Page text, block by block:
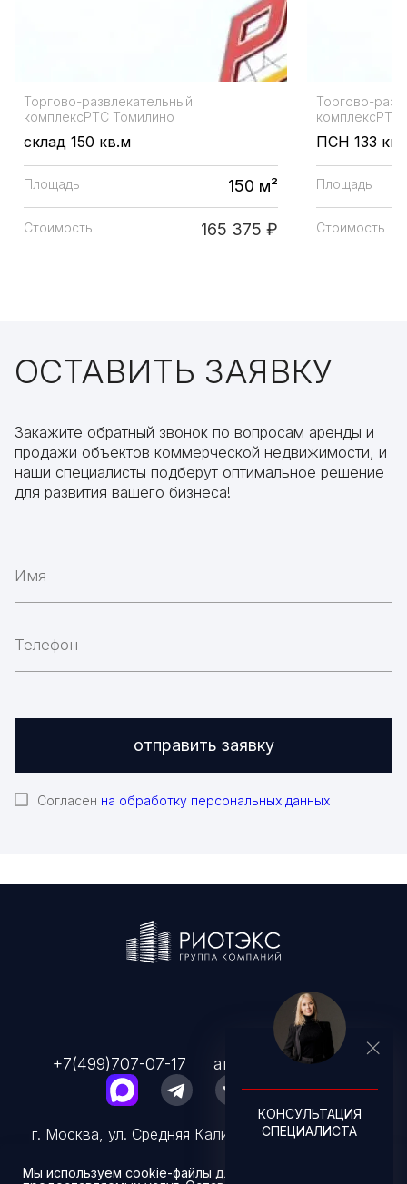
Торгово-развлекательный
комплексРТС Томилино
склад 150 кв.м
Площадь 150 м²
Стоимость 165 375 ₽
Торгово-
комплексРТС
ПСН 133
Площадь
Стоимость
ОСТАВИТЬ ЗАЯВКУ
Закажите обратный звонок по вопросам аренды и
продажи объектов коммерческой недвижимости, и
наши специалисты подберут оптимальное решение
для развития вашего бизнеса!
отправить заявку
Согласен на обработку персональных данных
+7(499)707-07-17 arenda@rioteks.ru
г. Москва, ул. Средняя Калитниковская, д. 26/27,
КОНСУЛЬТАЦИЯ
СПЕЦИАЛИСТА
Мы используем cookie-файлы для улучшения